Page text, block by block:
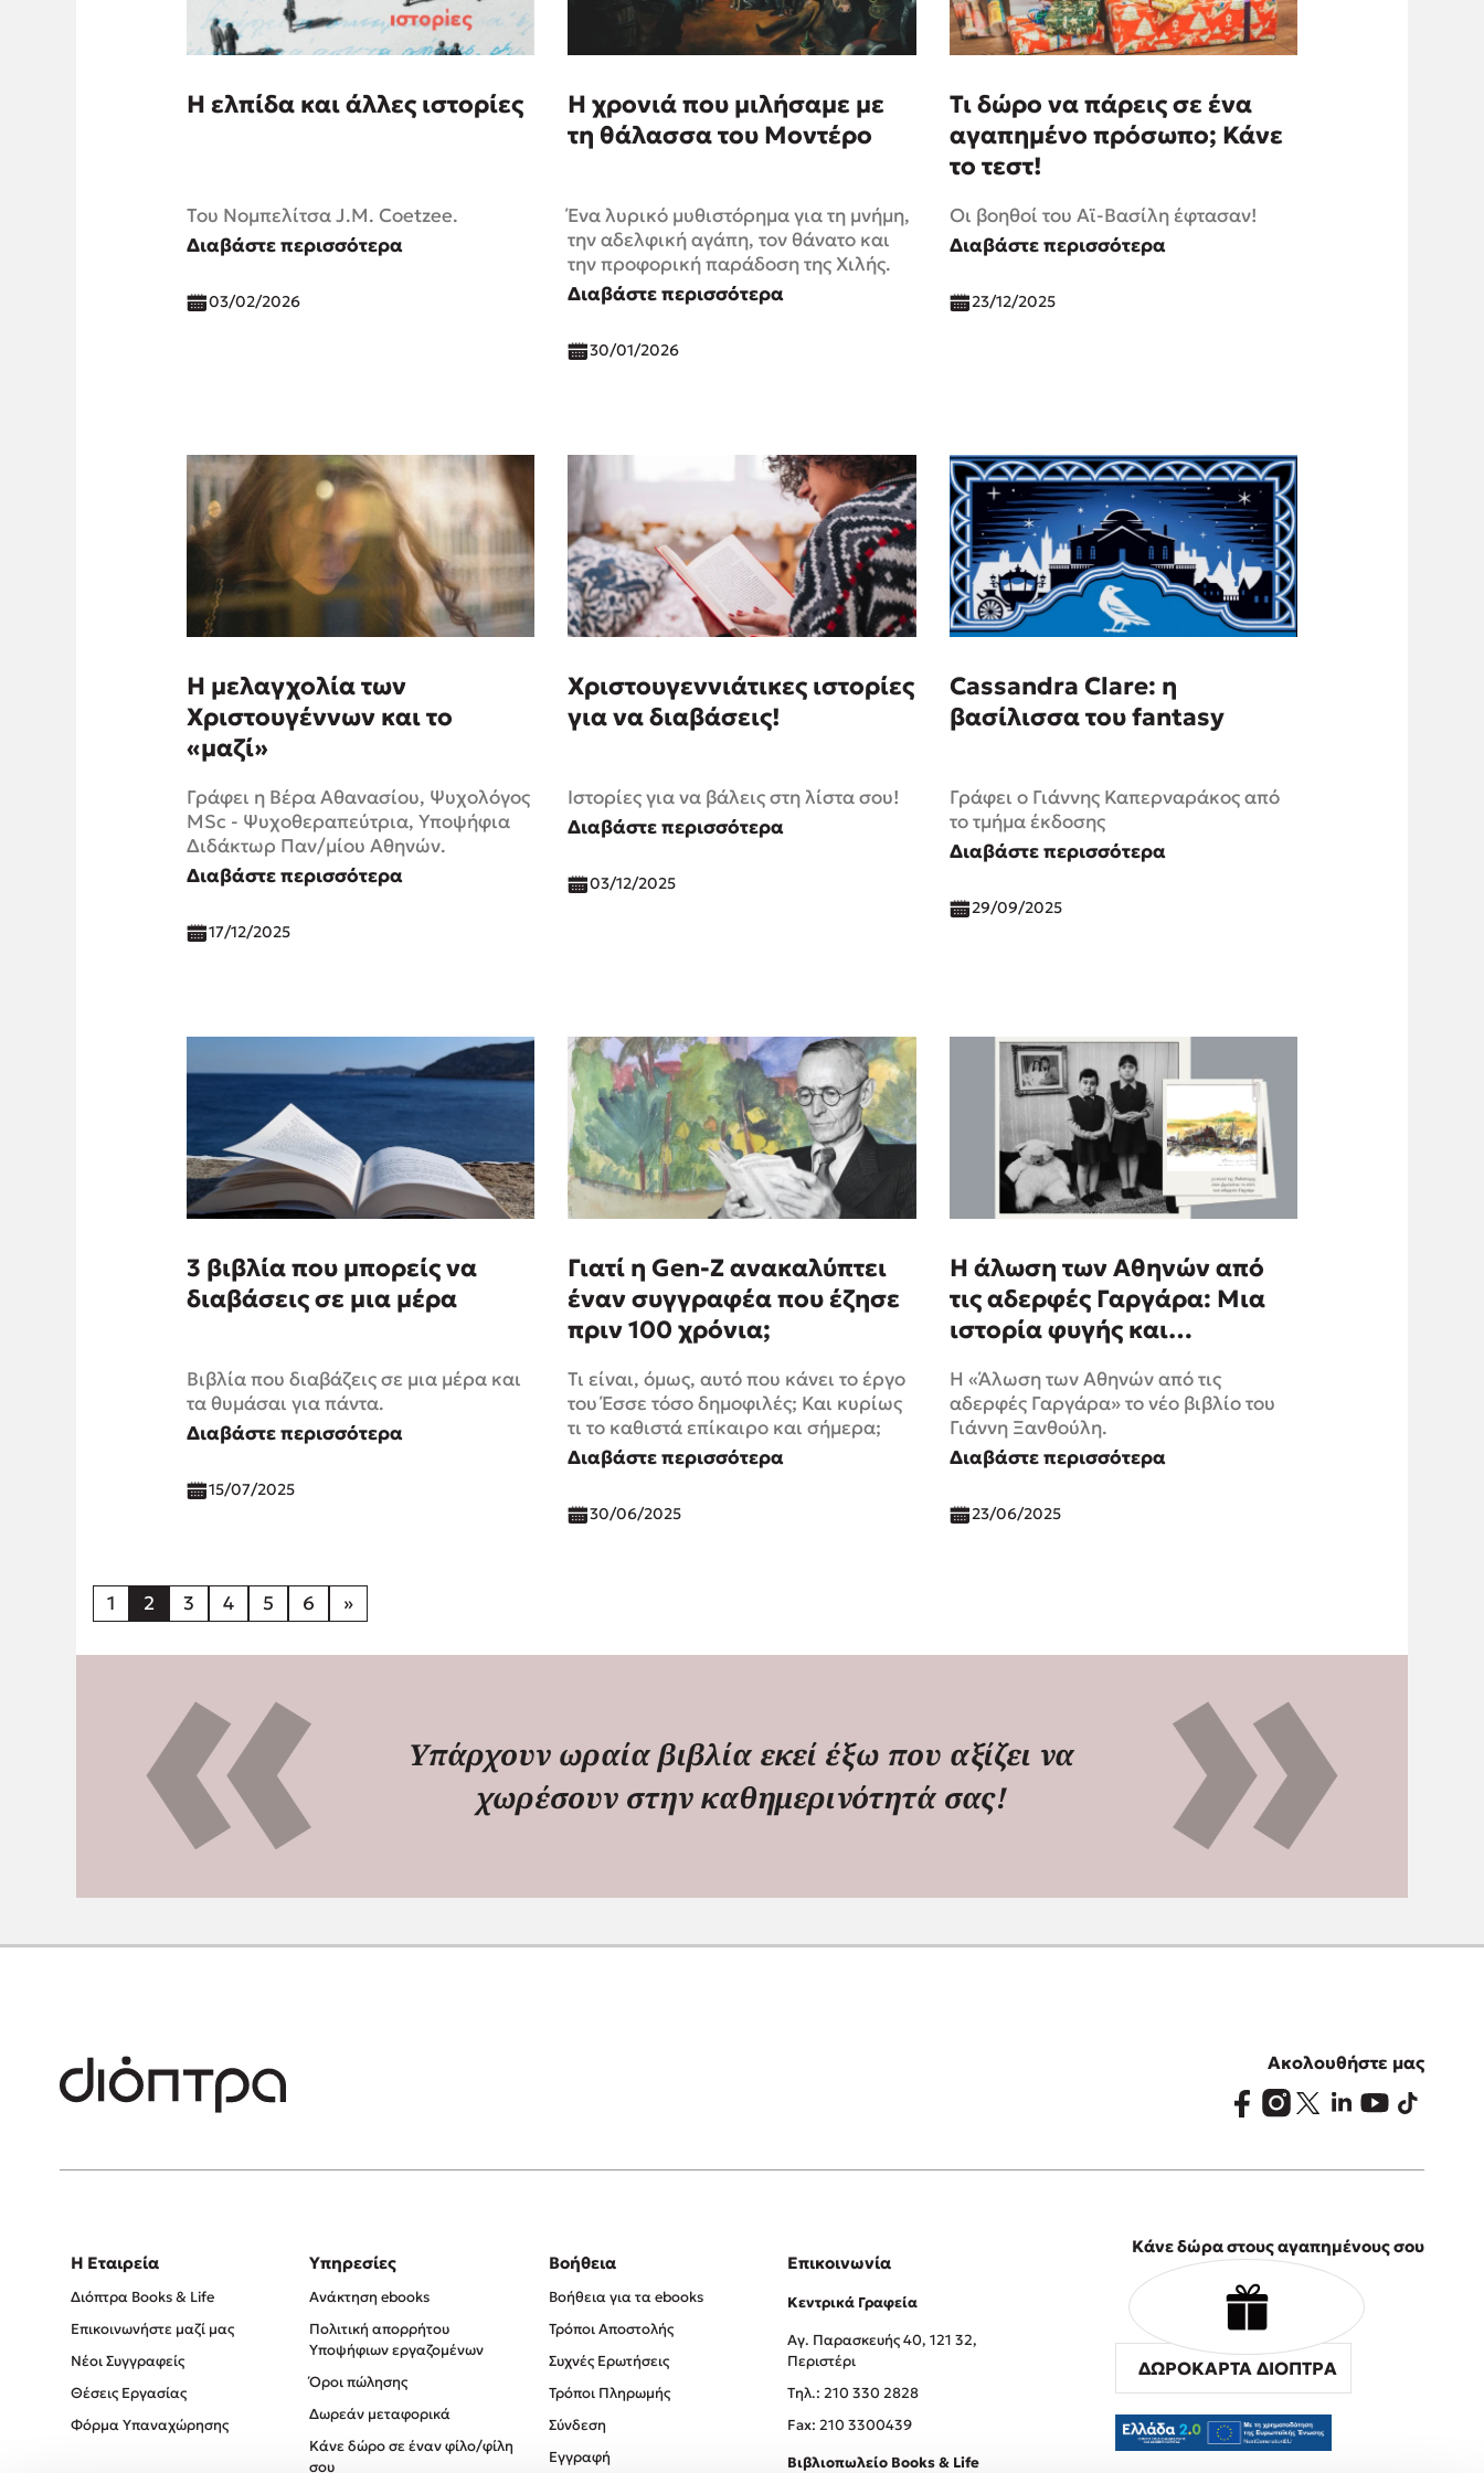
Η ελπίδα και άλλες ιστορίες
Του Νομπελίτσα J.M. Coetzee.
Διαβάστε περισσότερα
03/02/2026
Η χρονιά που μιλήσαμε με
τη θάλασσα του Μοντέρο
Ένα λυρικό μυθιστόρημα για τη μνήμη,
την αδελφική αγάπη, τον θάνατο και
την προφορική παράδοση της Χιλής.
Διαβάστε περισσότερα
30/01/2026
Τι δώρο να πάρεις σε ένα
αγαπημένο πρόσωπο; Κάνε
το τεστ!
Οι βοηθοί του Αϊ-Βασίλη έφτασαν!
Διαβάστε περισσότερα
23/12/2025
Η μελαγχολία των
Χριστουγέννων και το
«μαζί»
Γράφει η Βέρα Αθανασίου, Ψυχολόγος
MSc - Ψυχοθεραπεύτρια, Υποψήφια
Διδάκτωρ Παν/μίου Αθηνών.
Διαβάστε περισσότερα
17/12/2025
Χριστουγεννιάτικες ιστορίες
για να διαβάσεις!
Ιστορίες για να βάλεις στη λίστα σου!
Διαβάστε περισσότερα
03/12/2025
Cassandra Clare: η
βασίλισσα του fantasy
Γράφει ο Γιάννης Καπερναράκος από
το τμήμα έκδοσης
Διαβάστε περισσότερα
29/09/2025
3 βιβλία που μπορείς να
διαβάσεις σε μια μέρα
Βιβλία που διαβάζεις σε μια μέρα και
τα θυμάσαι για πάντα.
Διαβάστε περισσότερα
15/07/2025
Γιατί η Gen-Ζ ανακαλύπτει
έναν συγγραφέα που έζησε
πριν 100 χρόνια;
Τι είναι, όμως, αυτό που κάνει το έργο
του Έσσε τόσο δημοφιλές; Και κυρίως
τι το καθιστά επίκαιρο και σήμερα;
Διαβάστε περισσότερα
30/06/2025
Η άλωση των Αθηνών από
τις αδερφές Γαργάρα: Μια
ιστορία φυγής και
Η «Άλωση των Αθηνών από τις
αδερφές Γαργάρα» το νέο βιβλίο του
Γιάννη Ξανθούλη.
Διαβάστε περισσότερα
23/06/2025
1 2 3 4 5 6 »
Υπάρχουν ωραία βιβλία εκεί έξω που αξίζει να
χωρέσουν στην καθημερινότητά σας!
Ακολουθήστε μας
Η Εταιρεία
Διόπτρα Books & Life
Επικοινωνήστε μαζί μας
Νέοι Συγγραφείς
Θέσεις Εργασίας
Φόρμα Υπαναχώρησης
Υπηρεσίες
Ανάκτηση ebooks
Πολιτική απορρήτου
Υποψήφιων εργαζομένων
Όροι πώλησης
Δωρεάν μεταφορικά
Κάνε δώρο σε έναν φίλο/φίλη
σου
Βοήθεια
Βοήθεια για τα ebooks
Τρόποι Αποστολής
Συχνές Ερωτήσεις
Τρόποι Πληρωμής
Σύνδεση
Εγγραφή
Επικοινωνία
Κεντρικά Γραφεία
Αγ. Παρασκευής 40, 121 32,
Περιστέρι
Tηλ.: 210 330 2828
Fax: 210 3300439
Βιβλιοπωλείο Books & Life
Κάνε δώρα στους αγαπημένους σου
ΔΩΡΟΚΑΡΤΑ ΔΙΟΠΤΡΑ